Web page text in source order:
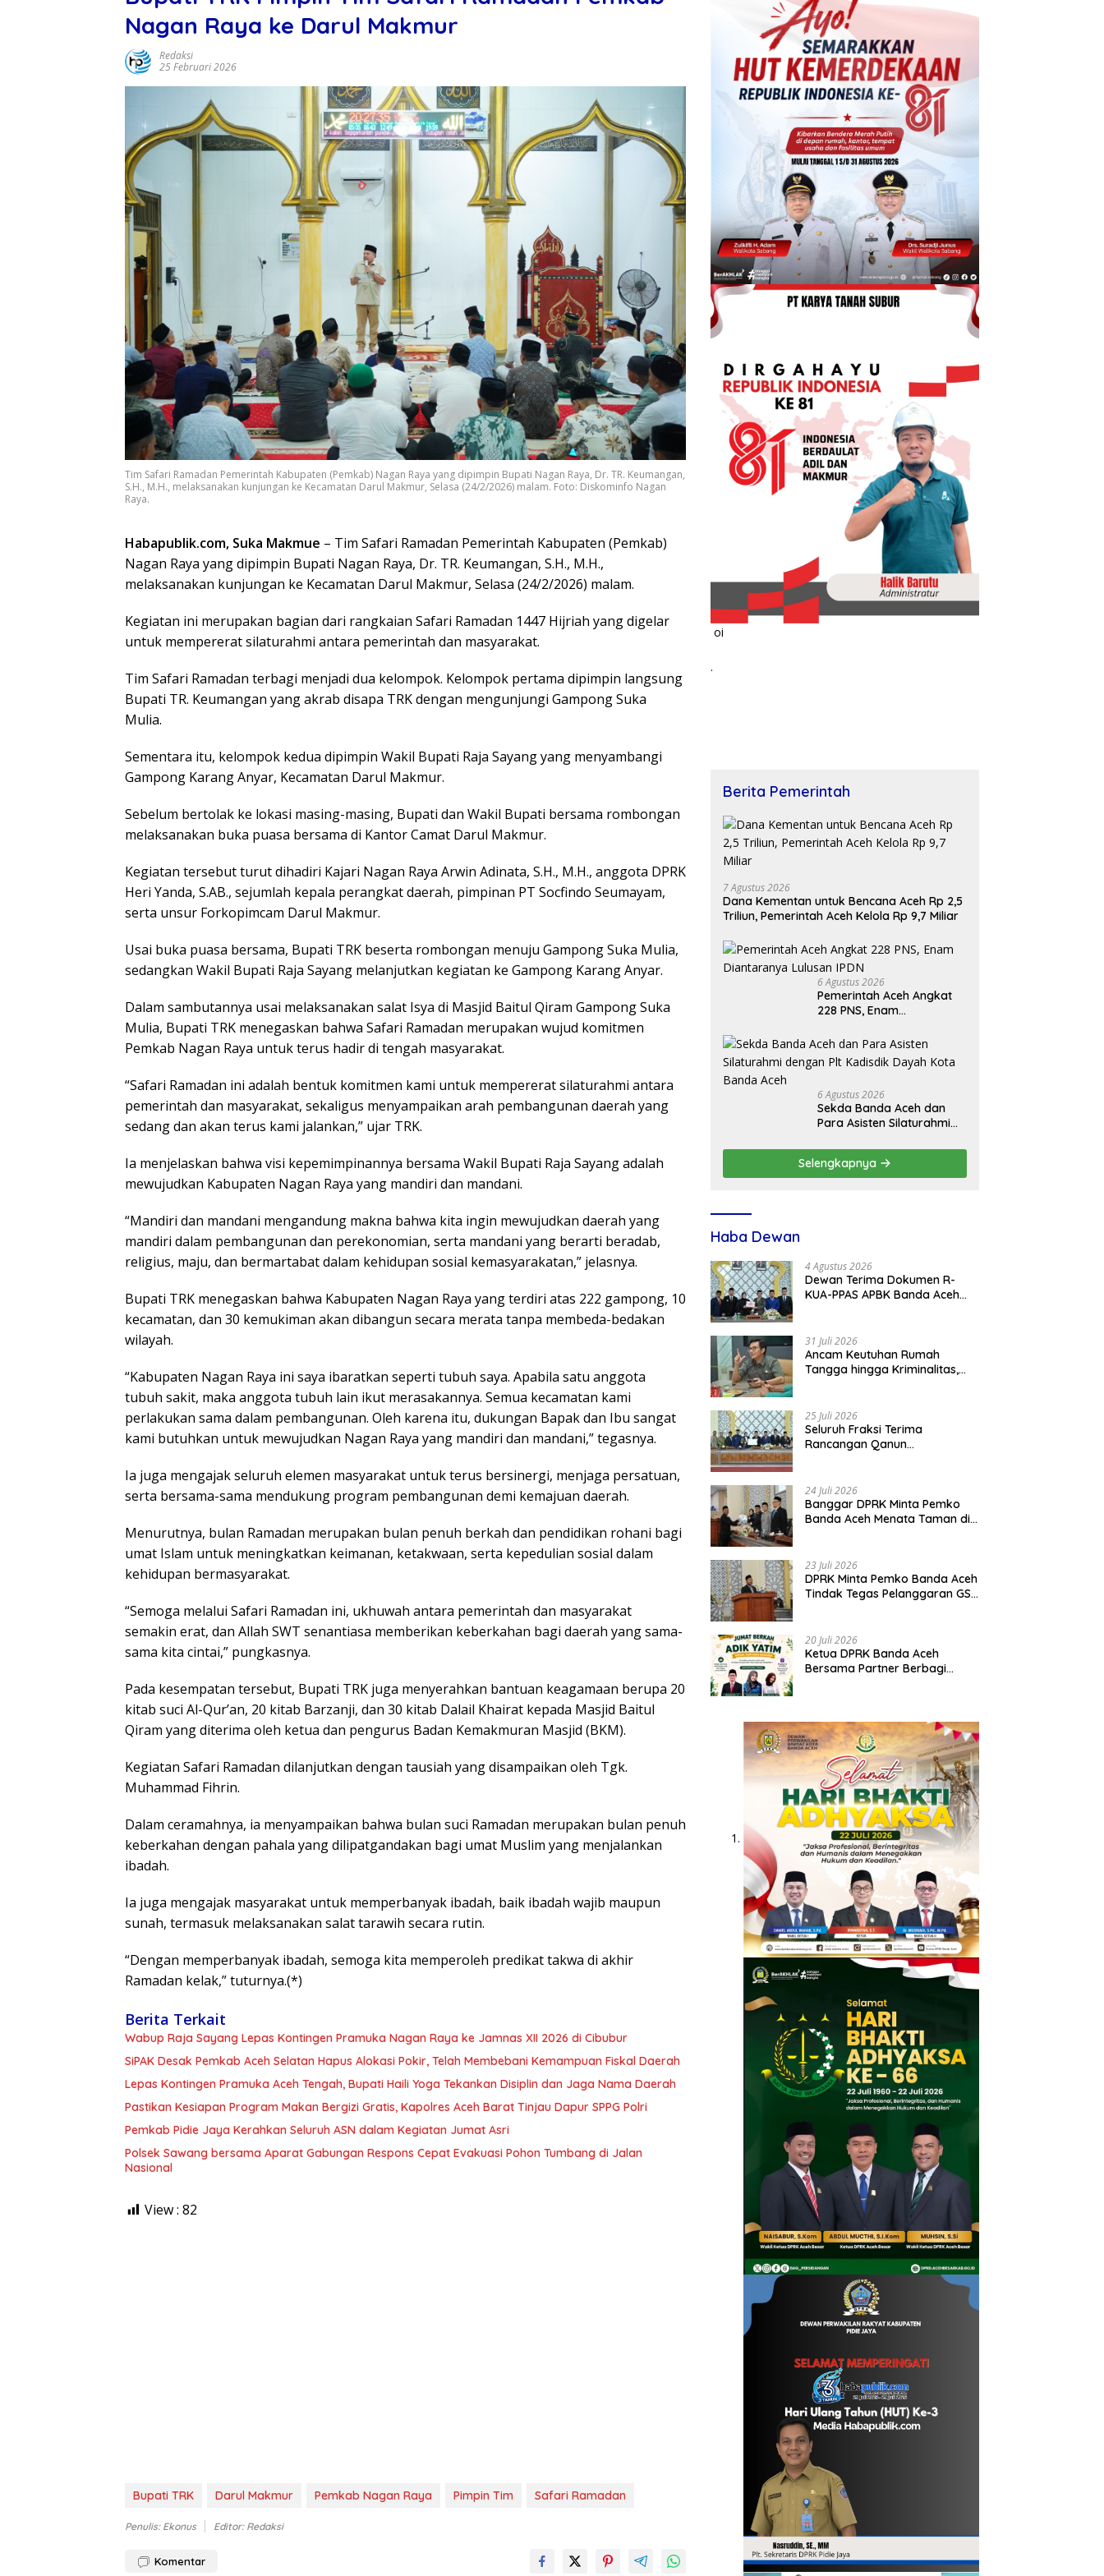
Nagan Raya ke Darul Makmur
Redaksi
25 Februari 2026
Tim Safari Ramadan Pemerintah Kabupaten (Pemkab) Nagan Raya yang dipimpin Bupati Nagan Raya, Dr. TR. Keumangan,
S.H., M.H., melaksanakan kunjungan ke Kecamatan Darul Makmur, Selasa (24/2/2026) malam. Foto: Diskominfo Nagan
Raya.
Habapublik.com, Suka Makmue – Tim Safari Ramadan Pemerintah Kabupaten (Pemkab)
Nagan Raya yang dipimpin Bupati Nagan Raya, Dr. TR. Keumangan, S.H., M.H.,
melaksanakan kunjungan ke Kecamatan Darul Makmur, Selasa (24/2/2026) malam.
Kegiatan ini merupakan bagian dari rangkaian Safari Ramadan 1447 Hijriah yang digelar
untuk mempererat silaturahmi antara pemerintah dan masyarakat.
Tim Safari Ramadan terbagi menjadi dua kelompok. Kelompok pertama dipimpin langsung
Bupati TR. Keumangan yang akrab disapa TRK dengan mengunjungi Gampong Suka
Mulia.
Sementara itu, kelompok kedua dipimpin Wakil Bupati Raja Sayang yang menyambangi
Gampong Karang Anyar, Kecamatan Darul Makmur.
Sebelum bertolak ke lokasi masing-masing, Bupati dan Wakil Bupati bersama rombongan
melaksanakan buka puasa bersama di Kantor Camat Darul Makmur.
Kegiatan tersebut turut dihadiri Kajari Nagan Raya Arwin Adinata, S.H., M.H., anggota DPRK
Heri Yanda, S.AB., sejumlah kepala perangkat daerah, pimpinan PT Socfindo Seumayam,
serta unsur Forkopimcam Darul Makmur.
Usai buka puasa bersama, Bupati TRK beserta rombongan menuju Gampong Suka Mulia,
sedangkan Wakil Bupati Raja Sayang melanjutkan kegiatan ke Gampong Karang Anyar.
Dalam sambutannya usai melaksanakan salat Isya di Masjid Baitul Qiram Gampong Suka
Mulia, Bupati TRK menegaskan bahwa Safari Ramadan merupakan wujud komitmen
Pemkab Nagan Raya untuk terus hadir di tengah masyarakat.
“Safari Ramadan ini adalah bentuk komitmen kami untuk mempererat silaturahmi antara
pemerintah dan masyarakat, sekaligus menyampaikan arah pembangunan daerah yang
sedang dan akan terus kami jalankan,” ujar TRK.
Ia menjelaskan bahwa visi kepemimpinannya bersama Wakil Bupati Raja Sayang adalah
mewujudkan Kabupaten Nagan Raya yang mandiri dan mandani.
“Mandiri dan mandani mengandung makna bahwa kita ingin mewujudkan daerah yang
mandiri dalam pembangunan dan perekonomian, serta mandani yang berarti beradab,
religius, maju, dan bermartabat dalam kehidupan sosial kemasyarakatan,” jelasnya.
Bupati TRK menegaskan bahwa Kabupaten Nagan Raya yang terdiri atas 222 gampong, 10
kecamatan, dan 30 kemukiman akan dibangun secara merata tanpa membeda-bedakan
wilayah.
“Kabupaten Nagan Raya ini saya ibaratkan seperti tubuh saya. Apabila satu anggota
tubuh sakit, maka anggota tubuh lain ikut merasakannya. Semua kecamatan kami
perlakukan sama dalam pembangunan. Oleh karena itu, dukungan Bapak dan Ibu sangat
kami butuhkan untuk mewujudkan Nagan Raya yang mandiri dan mandani,” tegasnya.
Ia juga mengajak seluruh elemen masyarakat untuk terus bersinergi, menjaga persatuan,
serta bersama-sama mendukung program pembangunan demi kemajuan daerah.
Menurutnya, bulan Ramadan merupakan bulan penuh berkah dan pendidikan rohani bagi
umat Islam untuk meningkatkan keimanan, ketakwaan, serta kepedulian sosial dalam
kehidupan bermasyarakat.
“Semoga melalui Safari Ramadan ini, ukhuwah antara pemerintah dan masyarakat
semakin erat, dan Allah SWT senantiasa memberikan keberkahan bagi daerah yang sama-
sama kita cintai,” pungkasnya.
Pada kesempatan tersebut, Bupati TRK juga menyerahkan bantuan keagamaan berupa 20
kitab suci Al-Qur’an, 20 kitab Barzanji, dan 30 kitab Dalail Khairat kepada Masjid Baitul
Qiram yang diterima oleh ketua dan pengurus Badan Kemakmuran Masjid (BKM).
Kegiatan Safari Ramadan dilanjutkan dengan tausiah yang disampaikan oleh Tgk.
Muhammad Fihrin.
Dalam ceramahnya, ia menyampaikan bahwa bulan suci Ramadan merupakan bulan penuh
keberkahan dengan pahala yang dilipatgandakan bagi umat Muslim yang menjalankan
ibadah.
Ia juga mengajak masyarakat untuk memperbanyak ibadah, baik ibadah wajib maupun
sunah, termasuk melaksanakan salat tarawih secara rutin.
“Dengan memperbanyak ibadah, semoga kita memperoleh predikat takwa di akhir
Ramadan kelak,” tuturnya.(*)
Berita Terkait
Wabup Raja Sayang Lepas Kontingen Pramuka Nagan Raya ke Jamnas XII 2026 di Cibubur
SiPAK Desak Pemkab Aceh Selatan Hapus Alokasi Pokir, Telah Membebani Kemampuan Fiskal Daerah
Lepas Kontingen Pramuka Aceh Tengah, Bupati Haili Yoga Tekankan Disiplin dan Jaga Nama Daerah
Pastikan Kesiapan Program Makan Bergizi Gratis, Kapolres Aceh Barat Tinjau Dapur SPPG Polri
Pemkab Pidie Jaya Kerahkan Seluruh ASN dalam Kegiatan Jumat Asri
Polsek Sawang bersama Aparat Gabungan Respons Cepat Evakuasi Pohon Tumbang di Jalan
Nasional
View : 82
Bupati TRK Darul Makmur Pemkab Nagan Raya Pimpin Tim Safari Ramadan
Penulis: Ekonus Editor: Redaksi
Komentar
oi
.
Berita Pemerintah
7 Agustus 2026
Dana Kementan untuk Bencana Aceh Rp 2,5
Triliun, Pemerintah Aceh Kelola Rp 9,7 Miliar
6 Agustus 2026
Pemerintah Aceh Angkat
228 PNS, Enam
6 Agustus 2026
Sekda Banda Aceh dan
Para Asisten Silaturahmi
Kota Banda Aceh
Selengkapnya
Haba Dewan
4 Agustus 2026
Dewan Terima Dokumen R-
KUA-PPAS APBK Banda Aceh
31 Juli 2026
Ancam Keutuhan Rumah
Tangga hingga Kriminalitas,
Narkoba
25 Juli 2026
Seluruh Fraksi Terima
Rancangan Qanun
Tahun Anggaran 2025
24 Juli 2026
Banggar DPRK Minta Pemko
Banda Aceh Menata Taman di
23 Juli 2026
DPRK Minta Pemko Banda Aceh
Tindak Tegas Pelanggaran GSB
20 Juli 2026
Ketua DPRK Banda Aceh
Bersama Partner Berbagi